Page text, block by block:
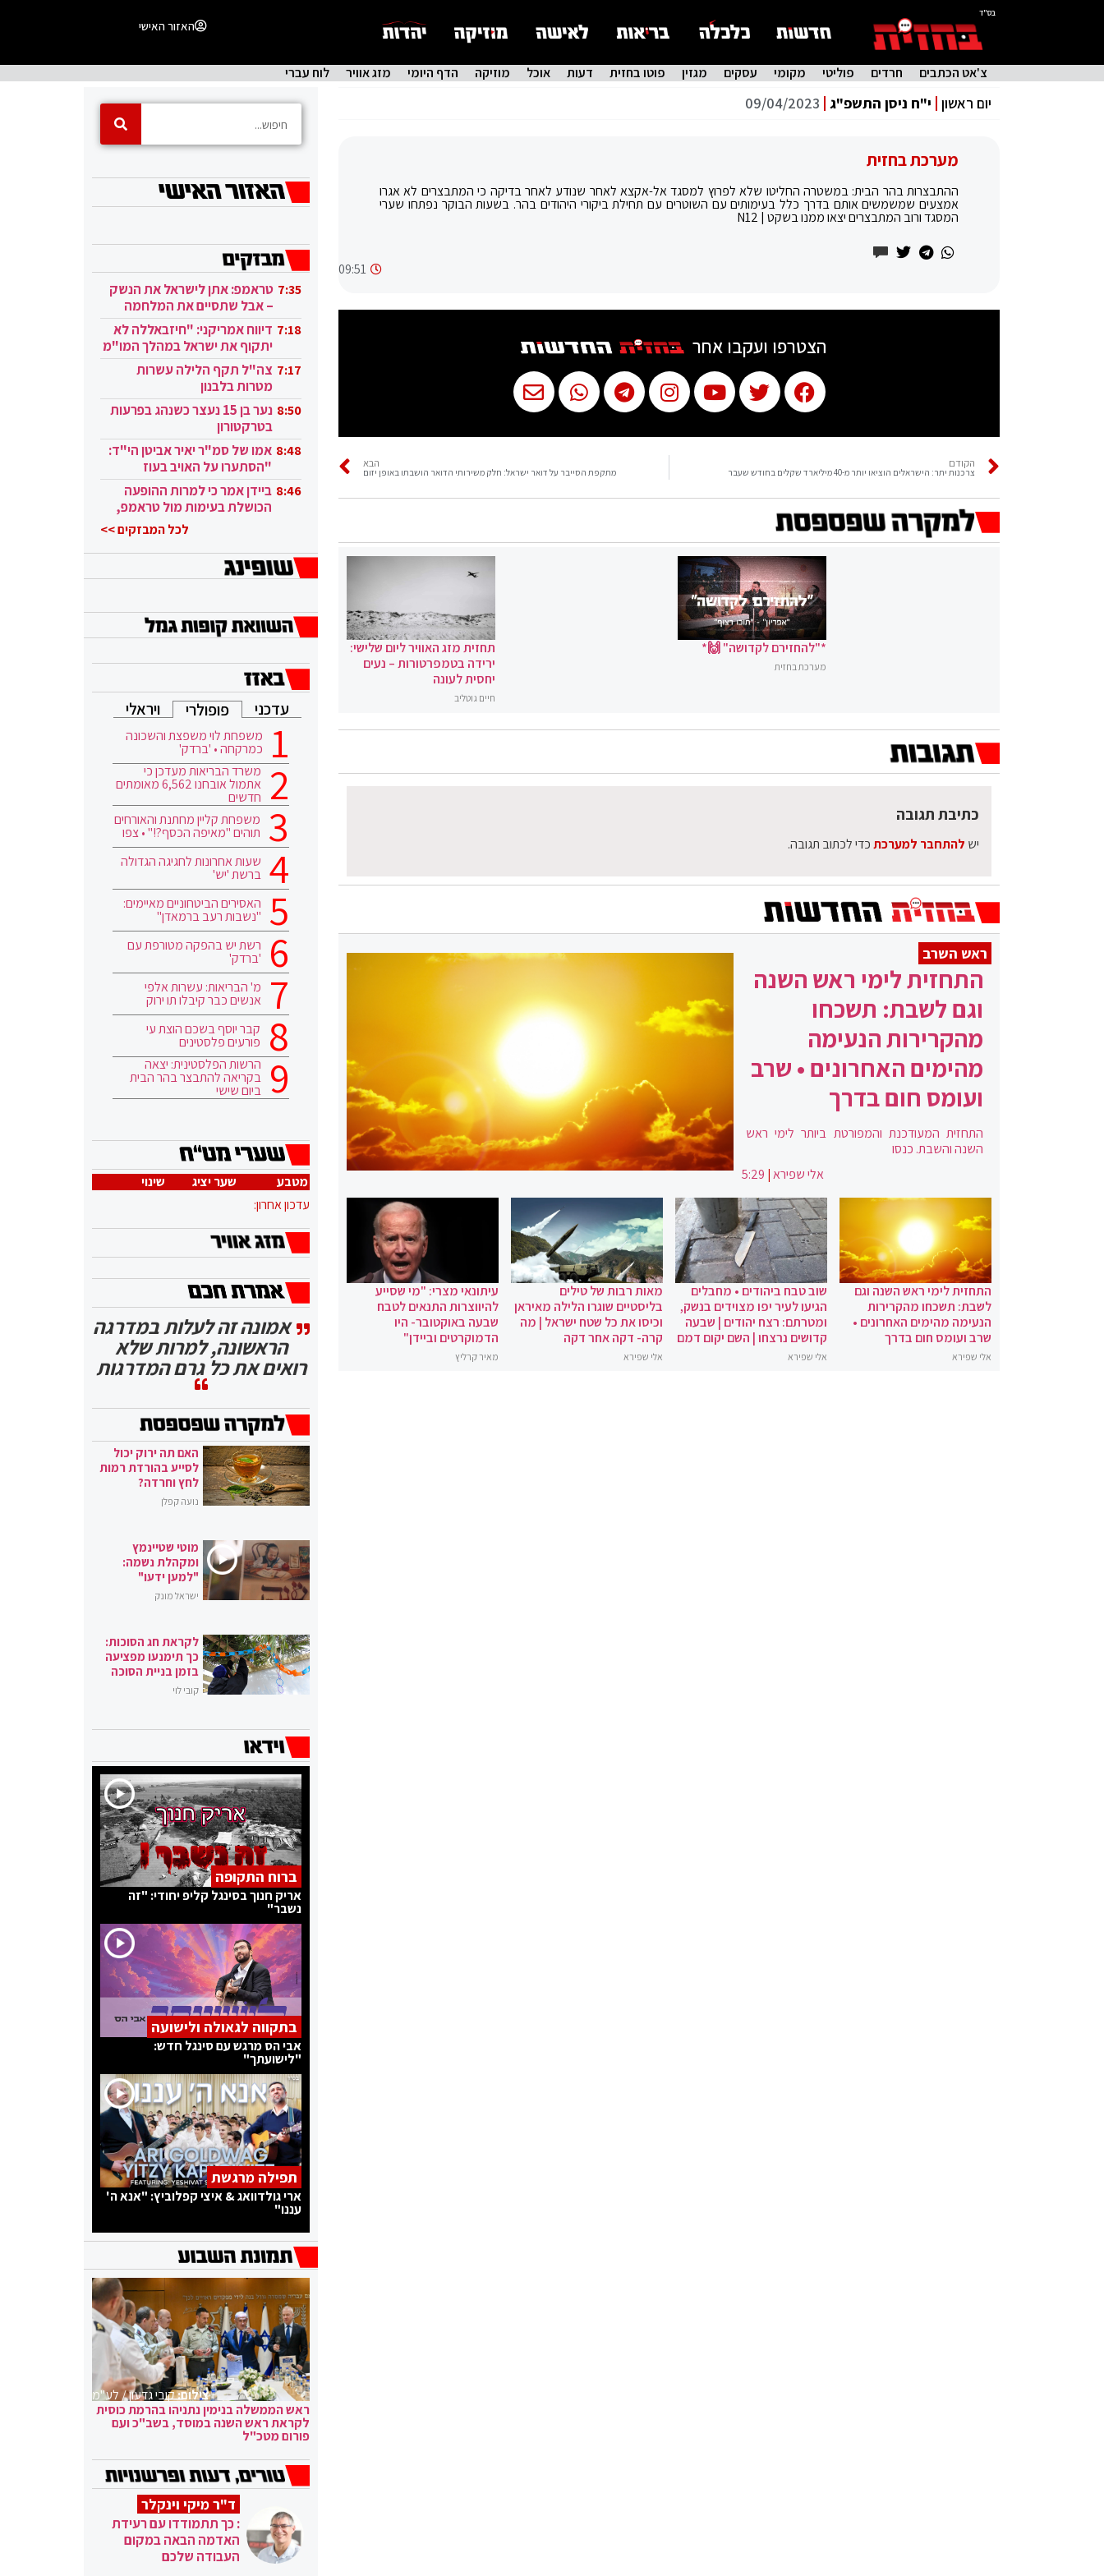
בס"ד
האזור האישי
צ'אט הכתבים חרדים פוליטי מקומי עסקים מגזין פוטו בחזית דעות אוכל מוזיקה הדף היומי מזג אוויר לוח עברי
יום ראשון י"ח ניסן התשפ"ג 09/04/2023
מערכת בחזית
ההתבצרות בהר הבית: במשטרה החליטו שלא לפרוץ למסגד אל-אקצא לאחר שנודע לאחר בדיקה כי המתבצרים לא אגרו
אמצעים שמשמשים אותם בדרך כלל בעימותים עם השוטרים עם תחילת ביקורי היהודים בהר. בשעות הבוקר נפתחו שערי
המסגד ורוב המתבצרים יצאו ממנו בשקט | N12
09:51
הצטרפו ועקבו אחר
הקודם
צרכנות יתר: הישראלים הוציאו יותר מ-40 מיליארד שקלים בחודש שעבר
הבא
מתקפת הסייבר על דואר ישראל: חלק משירותי הדואר הושבתו באופן יזום
*"להחזירם לקדושה" 🙌*
מערכת בחזית
תחזית מזג האוויר ליום שלישי:
ירידה בטמפרטורות – נעים
יחסית לעונה
חיים גוטליב
כתיבת תגובה
יש להתחבר למערכתכדי לכתוב תגובה.
ראש השרב
התחזית לימי ראש השנה
וגם לשבת: תשכחו
מהקרירות הנעימה
מהימים האחרונים • שרב
ועומס חום בדרך
התחזית המעודכנת והמפורטת ביותר לימי ראש
השנה והשבת. כנסו
אלי שפירא|
5:29
התחזית לימי ראש השנה וגם
לשבת: תשכחו מהקרירות
הנעימה מהימים האחרונים •
שרב ועומס חום בדרך
אלי שפירא
שוב טבח ביהודים • מחבלים
הגיעו לעיר יפו מצוידים בנשק,
ומטרתם: רצח יהודים | שבעה
קדושים נרצחו | השם יקום דמם
אלי שפירא
מאות רבות של טילים
בליסטיים שוגרו הלילה מאיראן
וכיסו את כל שטח ישראל | מה
קרה- דקה אחר דקה
אלי שפירא
עיתונאי מצרי: "מי שסייע
להיווצרות התנאים לטבח
שבעה באוקטובר- היו
הדמוקרטים וביידן"
מאיר קרליץ
7:35 טראמפ: אתן לישראל את הנשק
– אבל שתסיים את המלחמה
בעזה 7:18 דיווח אמריקני: "חיזבאללה לא
יתקוף את ישראל במהלך המו"מ
בקטאר" 7:17 צה"ל תקף הלילה עשרות
מטרות בלבנון
8:50
נער בן 15 נעצר כשנהג בפרעות
בטרקטורון
8:48 אמו של סמ"ר יאיר אביטן הי"ד:
"הסתערו על האויב בעוז
ובגבורה" 8:46 ביידן אמר כי למרות ההופעה
הכושלת בעימות מול טראמפ,
לכל המבזקים >>
עדכני פופולרי ויראלי
משפחת לוי משפצת והשכונה
כמרקחה • 'ברדק'
משרד הבריאות מעדכן כי
אתמול אובחנו 6,562 מאומתים
חדשים
משפחת קליין מחתנת והאורחים
תוהים "מאיפה הכסף?!" • צפו
שעות אחרונות לחגיגה הגדולה
ברשת 'יש'
האסירים הביטחוניים מאיימים:
"נשבות רעב ברמאדן"
רשת יש בהפקה מטורפת עם
'ברדק'
מ' הבריאות: עשרות אלפי
אנשים כבר קיבלו תו ירוק
קבר יוסף בשכם הוצת עי
פורעים פלסטינים
הרשות הפלסטינית: יצאה
בקריאה להתבצר בהר הבית
ביום שישי
מטבע שער יציג
שינוי
עדכון אחרון:
אמונה זה לעלות במדרגה
הראשונה, למרות שלא
רואים את כל גרם המדרגות
האם תה ירוק יכול
לסייע בהורדת רמות
לחץ וחרדה?
נועה קפלן
מוטי שטיינמץ
ומקהלת נשמה:
"למען ידעו"
ישראל מונק
לקראת חג הסוכות:
כך תימנעו מפציעה
בזמן בניית הסוכה
קובי לוי
ברוח התקופה
אריק חנוך בסינגל קליפ יחודי: "זה
נשבר"
בתקווה לגאולה ולישועה
אבי הס מרגש עם סינגל חדש:
"לישועתך"
תפילה מרגשת
ארי גולדוואג & איצי קפלוביץ: "אנא ה'
עננו"
צילום:קובי גדעון / לע"מ
ראש הממשלה בנימין נתניהו בהרמת כוסית
לקראת ראש השנה במוסד, בשב"כ ועם
פורום מטכ"ל
ד"ר מיקי וינקלר
: כך תתמודדו עם רעידת
האדמה הבאה במקום
העבודה שלכם